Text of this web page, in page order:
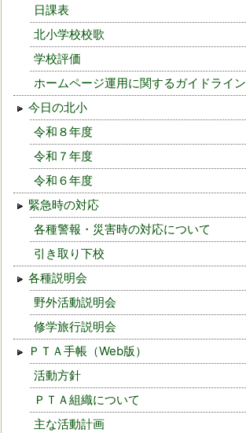
日課表
北小学校校歌
学校評価
ホームページ運用に関するガイドライン
今日の北小
令和８年度
令和７年度
令和６年度
緊急時の対応
各種警報・災害時の対応について
引き取り下校
各種説明会
野外活動説明会
修学旅行説明会
ＰＴＡ手帳（Web版）
活動方針
ＰＴＡ組織について
主な活動計画